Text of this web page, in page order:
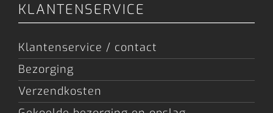
KLANTENSERVICE
Klantenservice / contact
Bezorging
Verzendkosten